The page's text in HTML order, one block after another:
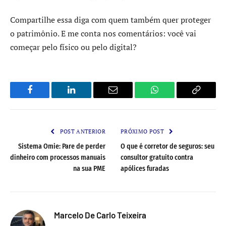
Compartilhe essa diga com quem também quer proteger
o patrimônio. E me conta nos comentários: você vai
começar pelo físico ou pelo digital?
Facebook LinkedIn Email WhatsApp Copy
POST ANTERIOR
Sistema Omie: Pare de perder
dinheiro com processos manuais
na sua PME
PRÓXIMO POST
O que é corretor de seguros: seu
consultor gratuito contra
apólices furadas
Marcelo De Carlo Teixeira